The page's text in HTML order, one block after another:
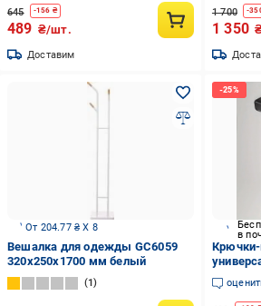
645 -156 ₴
489 ₴/шт.
Доставим
1 700 -
1 350
От 204.77 ₴ X 8
Вешалка для одежды GC6059
320х250х1700 мм белый
1
в
двойные